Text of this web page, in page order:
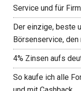
Service und für
Der einzige, beste
Börsenservice, den
4% Zinsen aufs
So kaufe ich alle